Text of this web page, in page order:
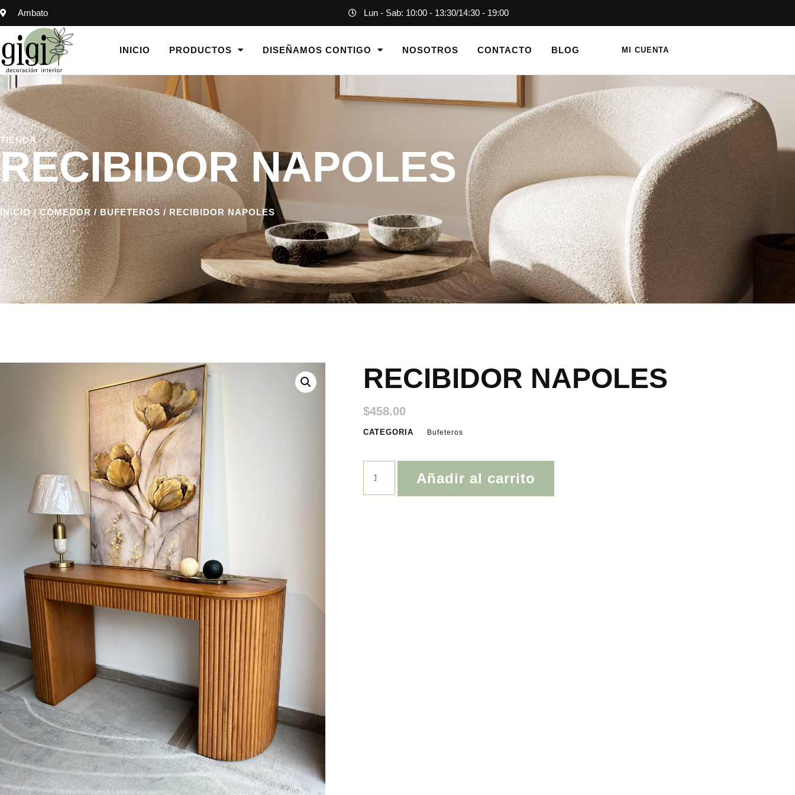
Ambato Lun - Sab: 10:00 - 13:30/14:30 - 19:00
INICIO PRODUCTOS DISEÑAMOS CONTIGO NOSOTROS CONTACTO BLOG MI CUENTA
TIENDA
RECIBIDOR NAPOLES
INICIO/COMEDOR/BUFETEROS/ RECIBIDOR NAPOLES
RECIBIDOR NAPOLES
$458.00
CATEGORIA Bufeteros
Añadir al carrito